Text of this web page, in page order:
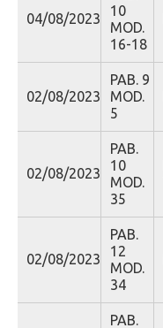
04/08/2023
10
MOD.
16-18
02/08/2023
PAB. 9
MOD.
5
02/08/2023
PAB.
10
MOD.
35
02/08/2023
PAB.
12
MOD.
34
PAB.